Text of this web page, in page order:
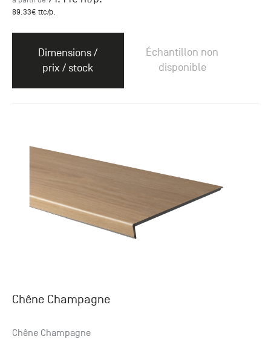
89.33€ ttc/p.
Dimensions /
prix / stock
Échantillon non
disponible
Chêne Champagne
Chêne Champagne